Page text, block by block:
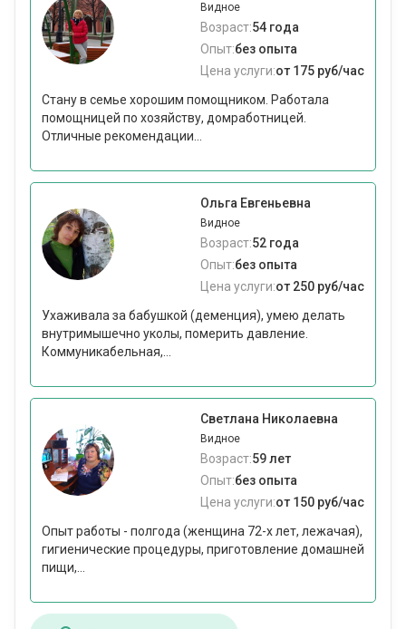
Видное
Возраст:54 года
Опыт:без опыта
Цена услуги:от 175 руб/час
Стану в семье хорошим помощником. Работала
помощницей по хозяйству, домработницей.
Отличные рекомендации...
Ольга Евгеньевна
Видное
Возраст:52 года
Опыт:без опыта
Цена услуги:от 250 руб/час
Ухаживала за бабушкой (деменция), умею делать
внутримышечно уколы, померить давление.
Коммуникабельная,...
Светлана Николаевна
Видное
Возраст:59 лет
Опыт:без опыта
Цена услуги:от 150 руб/час
Опыт работы - полгода (женщина 72-х лет, лежачая),
гигиенические процедуры, приготовление домашней
пищи,...